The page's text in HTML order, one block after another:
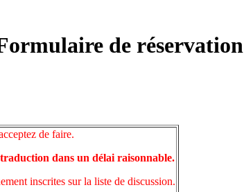
de réservation
de faire.
dans un délai raisonnable.
inscrites sur la liste de discussion.